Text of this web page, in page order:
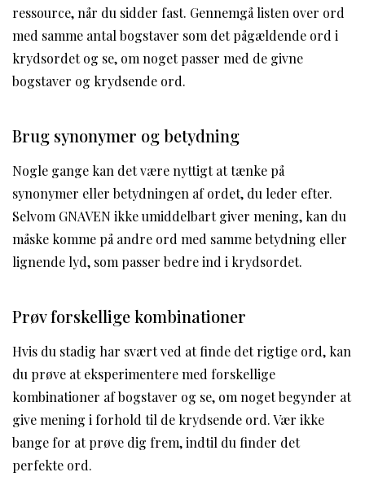
ressource, når du sidder fast. Gennemgå listen over ord
med samme antal bogstaver som det pågældende ord i
krydsordet og se, om noget passer med de givne
bogstaver og krydsende ord.
Brug synonymer og betydning
Nogle gange kan det være nyttigt at tænke på
synonymer eller betydningen af ordet, du leder efter.
Selvom GNAVEN ikke umiddelbart giver mening, kan du
måske komme på andre ord med samme betydning eller
lignende lyd, som passer bedre ind i krydsordet.
Prøv forskellige kombinationer
Hvis du stadig har svært ved at finde det rigtige ord, kan
du prøve at eksperimentere med forskellige
kombinationer af bogstaver og se, om noget begynder at
give mening i forhold til de krydsende ord. Vær ikke
bange for at prøve dig frem, indtil du finder det
perfekte ord.